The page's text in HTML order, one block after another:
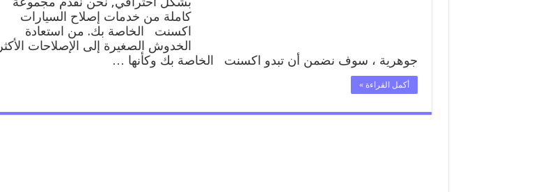
خدمة
المساعدة
على
الطريق
مغلقة
كاملة من خدمات إصلاح السيارات
اكسنت الخاصة بك. من استعادة
الخدوش الصغيرة إلى الإصلاحات الأكثر
جوهرية ، سوف نضمن أن تبدو اكسنت الخاصة بك وكأنها …
أكمل القراءة »